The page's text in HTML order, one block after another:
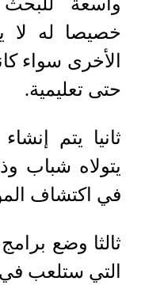
خصيصا له لا
الأخرى سواء
حتى تعليمية.
ثانيا يتم
يتولاه شباب
في اكتشاف
ثالثا وضع
التي ستلعب في